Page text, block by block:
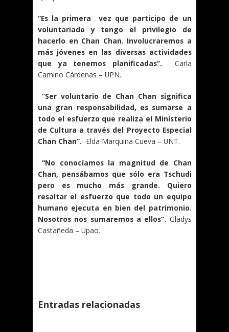
“Es la primera vez que participo de un
voluntariado y tengo el privilegio de
hacerlo en Chan Chan. Involucraremos a
más jóvenes en las diversas actividades
que ya tenemos planificadas”. Carla
Camino Cárdenas – UPN.
“Ser voluntario de Chan Chan significa
una gran responsabilidad, es sumarse a
todo el esfuerzo que realiza el Ministerio
de Cultura a través del Proyecto Especial
Chan Chan”. Elda Marquina Cueva – UNT.
“No conocíamos la magnitud de Chan
Chan, pensábamos que sólo era Tschudi
pero es mucho más grande. Quiero
resaltar el esfuerzo que todo un equipo
humano ejecuta en bien del patrimonio.
Nosotros nos sumaremos a ellos”. Gladys
Castañeda – Upao.
Entradas relacionadas